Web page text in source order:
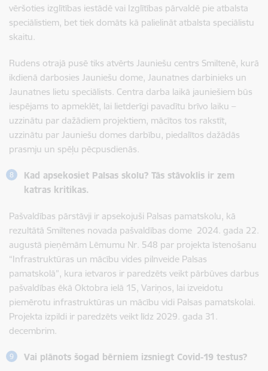
vēršoties izglītības iestādē vai Izglītības pārvaldē pie atbalsta
speciālistiem, bet tiek domāts kā palielināt atbalsta speciālistu
skaitu.
Rudens otrajā pusē tiks atvērts Jauniešu centrs Smiltenē, kurā
ikdienā darbosies Jauniešu dome, Jaunatnes darbinieks un
Jaunatnes lietu speciālists. Centra darba laikā jauniešiem būs
iespējams to apmeklēt, lai lietderīgi pavadītu brīvo laiku –
uzzinātu par dažādiem projektiem, mācītos tos rakstīt,
uzzinātu par Jauniešu domes darbību, piedalītos dažādās
prasmju un spēļu pēcpusdienās.
Kad apsekosiet Palsas skolu? Tās stāvoklis ir zem
katras kritikas.
Pašvaldības pārstāvji ir apsekojuši Palsas pamatskolu, kā
rezultātā Smiltenes novada pašvaldības dome 2024. gada 22.
augustā pieņēmām Lēmumu Nr. 548 par projekta īstenošanu
“Infrastruktūras un mācību vides pilnveide Palsas
pamatskolā”, kura ietvaros ir paredzēts veikt pārbūves darbus
pašvaldības ēkā Oktobra ielā 15, Variņos, lai izveidotu
piemērotu infrastruktūras un mācību vidi Palsas pamatskolai.
Projekta izpildi ir paredzēts veikt līdz 2029. gada 31.
decembrim.
Vai plānots šogad bērniem izsniegt Covid-19 testus?